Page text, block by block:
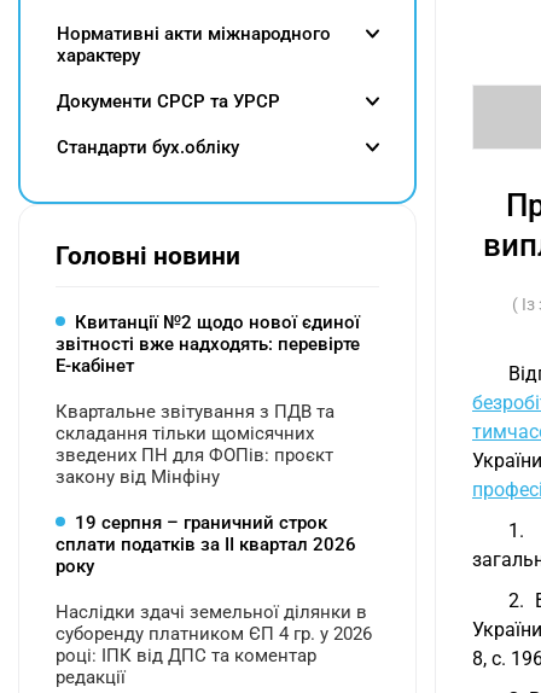
(
1.
2.
8, с.
Нормативні акти міжнародного
характеру
Документи СРСР та УРСР
Cтандарти бух.обліку
Головні новини
Квитанції №2 щодо нової єдиної
звітності вже надходять: перевірте
Е-кабінет
Квартальне звітування з ПДВ та
складання тільки щомісячних
зведених ПН для ФОПів: проєкт
закону від Мінфіну
19 серпня – граничний строк
сплати податків за ІI квартал 2026
року
Наслідки здачі земельної ділянки в
суборенду платником ЄП 4 гр. у 2026
році: ІПК від ДПС та коментар
редакції